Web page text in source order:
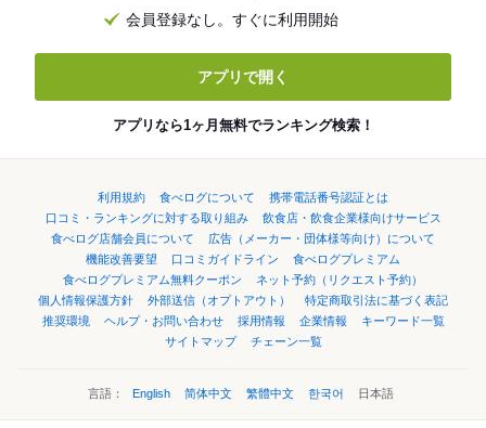
会員登録なし。すぐに利用開始
アプリで開く
アプリなら1ヶ月無料でランキング検索！
利用規約 食べログについて
携帯電話番号認証とは
口コミ・ランキングに対する取り組み
飲食店・飲食企業様向けサービス
食べログ店舗会員について
広告（メーカー・団体様等向け）について
機能改善要望
口コミガイドライン
食べログプレミアム
食べログプレミアム無料クーポン
ネット予約（リクエスト予約）
個人情報保護方針
外部送信（オプトアウト）
特定商取引法に基づく表記
推奨環境
ヘルプ・お問い合わせ 採用情報 企業情報
キーワード一覧
サイトマップ
チェーン一覧
言語： English 简体中文 繁體中文 한국어 日本語